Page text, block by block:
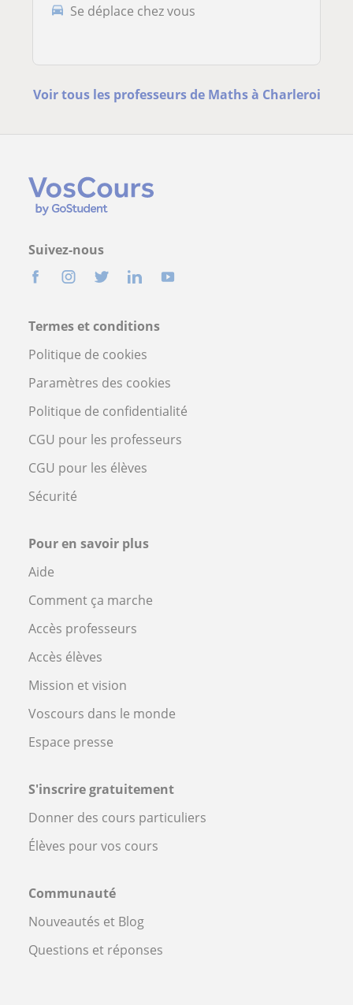
Se déplace chez vous
Voir tous les professeurs de Maths à Charleroi
Suivez-nous
Termes et conditions
Politique de cookies
Paramètres des cookies
Politique de confidentialité
CGU pour les professeurs
CGU pour les élèves
Sécurité
Pour en savoir plus
Aide
Comment ça marche
Accès professeurs
Accès élèves
Mission et vision
Voscours dans le monde
Espace presse
S'inscrire gratuitement
Donner des cours particuliers
Élèves pour vos cours
Communauté
Nouveautés et Blog
Questions et réponses